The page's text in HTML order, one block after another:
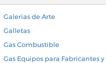
Galerias de Arte
Galletas
Gas Combustible
Gas Equipos para Fabricantes